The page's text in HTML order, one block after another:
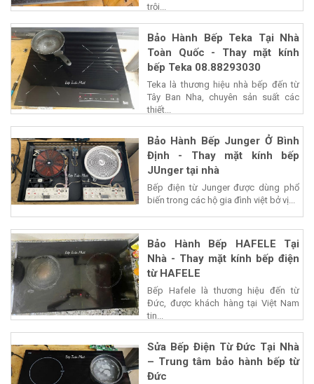
trội...
Bảo Hành Bếp Teka Tại Nhà
Toàn Quốc - Thay mặt kính
bếp Teka 08.88293030
Teka là thương hiệu nhà bếp đến từ
Tây Ban Nha, chuyên sản suất các
thiết...
Bảo Hành Bếp Junger Ở Bình
Định - Thay mặt kính bếp
JUnger tại nhà
Bếp điện từ Junger được dùng phổ
biến trong các hộ gia đình việt bở vị...
Bảo Hành Bếp HAFELE Tại
Nhà - Thay mặt kính bếp điện
từ HAFELE
Bếp Hafele là thương hiệu đến từ
Đức, được khách hàng tại Việt Nam
tin...
Sửa Bếp Điện Từ Đức Tại Nhà
– Trung tâm bảo hành bếp từ
Đức